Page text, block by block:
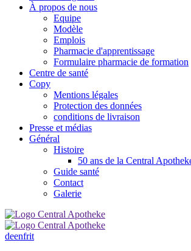
À propos de nous
Equipe
Modèle
Emplois
Pharmacie d'apprentissage
Formulaire pharmacie de formation
Centre de santé
Copy
Mentions légales
Protection des données
conditions de livraison
Presse et médias
Général
Histoire
50 ans de la Central
Guide santé
Contact
Galerie
deenfrit